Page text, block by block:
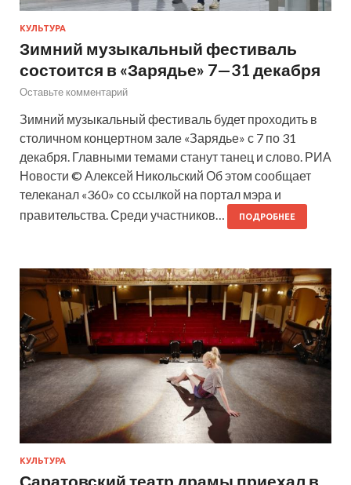
КУЛЬТУРА
Зимний музыкальный фестиваль
состоится в «Зарядье» 7—31 декабря
Оставьте комментарий
Зимний музыкальный фестиваль будет проходить в
столичном концертном зале «Зарядье» с 7 по 31
декабря. Главными темами станут танец и слово. РИА
Новости © Алексей Никольский Об этом сообщает
телеканал «360» со ссылкой на портал мэра и
правительства. Среди участников…
ПОДРОБНЕЕ
КУЛЬТУРА
Саратовский театр драмы приехал в